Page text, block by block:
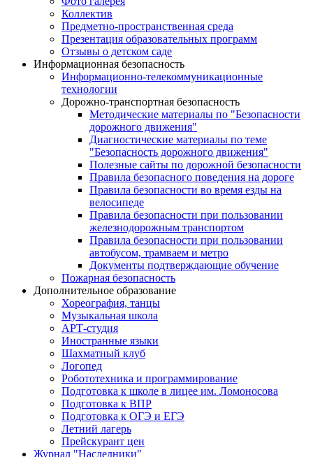
Коллектив
Предметно-пространственная среда
Презентация образовательных программ
Отзывы о детском саде
Информационная безопасность
Информационно-телекоммуникационные
технологии
Дорожно-транспортная безопасность
Методические материалы по "Безопасности
дорожного движения"
Диагностические материалы по теме
"Безопасность дорожного движения"
Полезные сайты по дорожной безопасности
Правила безопасного поведения на дороге
Правила безопасности во время езды на
велосипеде
Правила безопасности при пользовании
железнодорожным транспортом
Правила безопасности при пользовании
автобусом, трамваем и метро
Документы подтверждающие обучение
Пожарная безопасность
Дополнительное образование
Хореография, танцы
Музыкальная школа
АРТ-студия
Иностранные языки
Шахматный клуб
Логопед
Робототехника и программирование
Подготовка к школе в лицее им. Ломоносова
Подготовка к ВПР
Подготовка к ОГЭ и ЕГЭ
Летний лагерь
Прейскурант цен
Журнал "Наследники"